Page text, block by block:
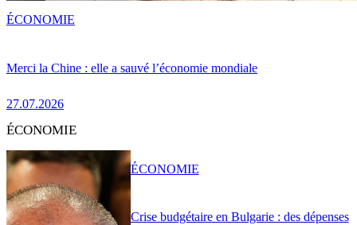
Merci la Chine : elle a sauvé l’économie mondiale
27.07.2026
ÉCONOMIE
ÉCONOMIE
Crise budgétaire en Bulgarie : des dépenses
ÉCONOMIE